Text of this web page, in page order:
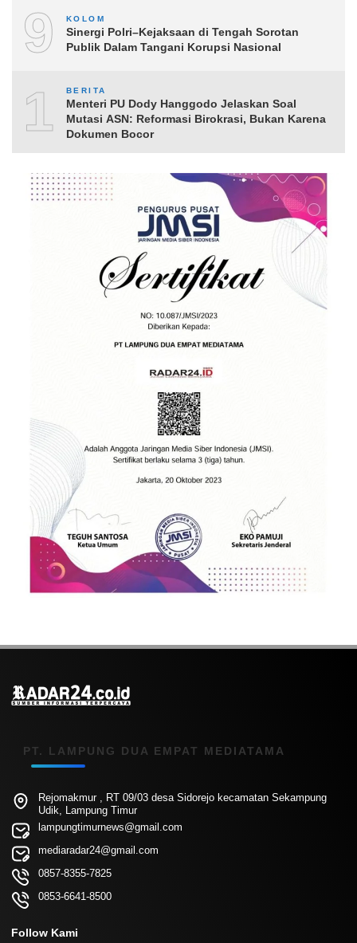
9 KOLOM
Sinergi Polri–Kejaksaan di Tengah Sorotan
Publik Dalam Tangani Korupsi Nasional
10BERITA
Menteri PU Dody Hanggodo Jelaskan Soal
Mutasi ASN: Reformasi Birokrasi, Bukan Karena
Dokumen Bocor
PT. LAMPUNG DUA EMPAT MEDIATAMA
Rejomakmur , RT 09/03 desa Sidorejo kecamatan Sekampung
Udik, Lampung Timur
lampungtimurnews@gmail.com
mediaradar24@gmail.com
0857-8355-7825
0853-6641-8500
Follow Kami